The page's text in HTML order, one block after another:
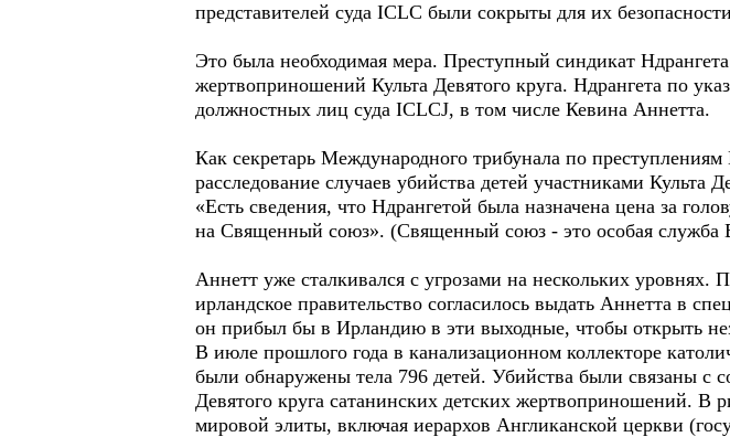
представителей суда ICLC были сокрыты для их
Это была необходимая мера. Преступный синдикат
жертвоприношений Культа Девятого круга. Ндрангета по
должностных лиц суда ICLCJ, в том числе Кевина Аннетта.
Как секретарь Международного трибунала по
расследование случаев убийства детей участниками
«Есть сведения, что Ндрангетой была назначена цена за
на Священный союз». (Священный союз - это особая
Аннетт уже сталкивался с угрозами на нескольких
ирландское правительство согласилось выдать Аннетта в
он прибыл бы в Ирландию в эти выходные, чтобы открыть
В июле прошлого года в канализационном коллекторе
были обнаружены тела 796 детей. Убийства были связаны с
Девятого круга сатанинских детских жертвоприношений. В
мировой элиты, включая иерархов Англиканской церкви